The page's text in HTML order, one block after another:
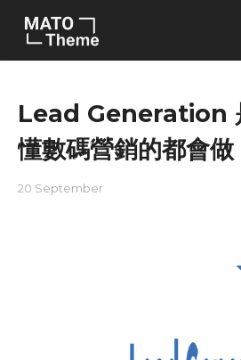
Lead Generation
懂數碼營銷的都會做
20 September